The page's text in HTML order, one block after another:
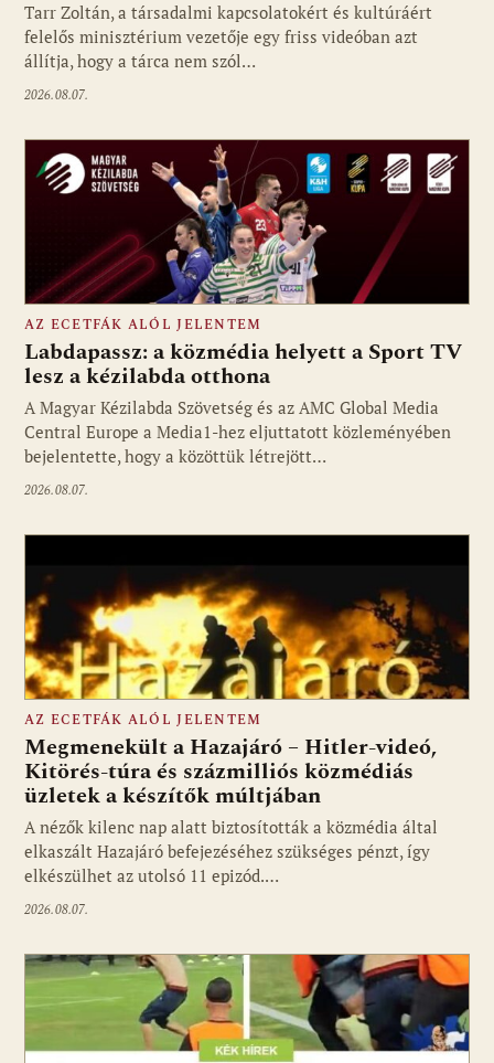
Tarr Zoltán, a társadalmi kapcsolatokért és kultúráért
felelős minisztérium vezetője egy friss videóban azt
állítja, hogy a tárca nem szól…
2026.08.07.
Fotó: media1.hu
AZ ECETFÁK ALÓL JELENTEM
Labdapassz: a közmédia helyett a Sport TV
lesz a kézilabda otthona
A Magyar Kézilabda Szövetség és az AMC Global Media
Central Europe a Media1-hez eljuttatott közleményében
bejelentette, hogy a közöttük létrejött…
2026.08.07.
Fotó: media1.hu
AZ ECETFÁK ALÓL JELENTEM
Megmenekült a Hazajáró – Hitler-videó,
Kitörés-túra és százmilliós közmédiás
üzletek a készítők múltjában
A nézők kilenc nap alatt biztosították a közmédia által
elkaszált Hazajáró befejezéséhez szükséges pénzt, így
elkészülhet az utolsó 11 epizód.…
2026.08.07.